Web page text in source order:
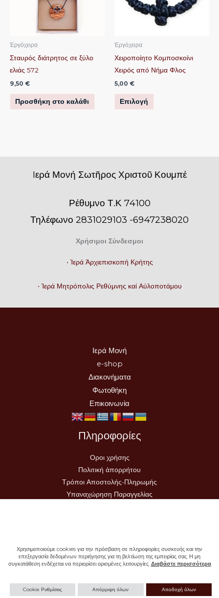
Ἐργόχειρα
Σταυρός διάτρητος σε ξύλο
ελιάς 572
9,50 €
Προσθήκη στο καλάθι
Ἐργόχειρα
Χειροποίητο Κομποσκοίνι
Χειρός από Νήμα Φλος
5,00 €
Επιλογή
παραλλαγές.
Οι
να
επιλεγούν
σελίδα
Iερά Μονή Σωτῆρος Χριστοῦ Κουμπέ
Ρέθυμνο Τ.Κ 74100
Τηλέφωνο 2831029103 -6947238020
Χρήσιμοι Σύνδεσμοι
• Ἱερά Ἀρχιεπισκοπή Κρήτης
• Ἱερά Μητρόπολις Ρεθύμνης καί Αὐλοποτάμου
Ιερά Μονή
e-shop
Διακονήματα
Φωτοθήκη
Επικοινωνία
Πληροφορίες
Οροι χρήσης
Πολιτική ἀπορρήτου
Τρόποι Αποστολής-Πληρωμής
Υπαναχώρηση Παραγγελίας
Χρησιμοποιούμε cookies για την πρόσβαση σε πληροφορίες συσκευής και την
επεξεργασία δεδομένων περιήγησης για τη βελτίωση της εμπειρίας σας. Η μη
συγκατάθεση ενδέχεται να περιορίσει ορισμένες λειτουργίες. Διαβάστε περισσότερα
Cookie Ρυθμίσεις Απόρριψη όλων Αποδοχή όλων